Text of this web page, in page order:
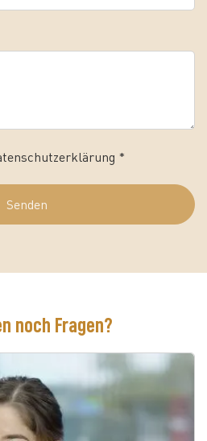
*
Senden
noch Fragen?